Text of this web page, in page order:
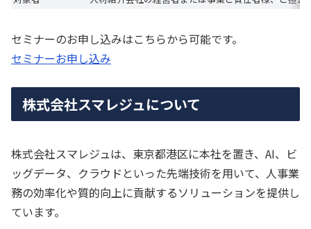
セミナーのお申し込みはこちらから可能です。
セミナーお申し込み
株式会社スマレジュについて
株式会社スマレジュは、東京都港区に本社を置き、AI、ビ
ッグデータ、クラウドといった先端技術を用いて、人事業
務の効率化や質的向上に貢献するソリューションを提供し
ています。